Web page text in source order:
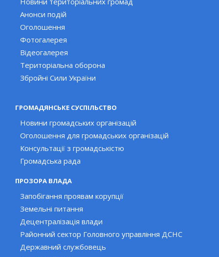
Анонси подій
Оголошення
Фотогалерея
Відеогалерея
Територіальна оборона
Збройні Сили України
ГРОМАДЯНСЬКЕ СУСПІЛЬСТВО
Новини громадських організацій
Оголошення для громадських організацій
Консультації з громадськістю
Громадська рада
ПРОЗОРА ВЛАДА
Запобігання проявам корупції
Земельні питання
Децентралізація влади
Районний сектор Головного управління ДСНС
Державний службовець